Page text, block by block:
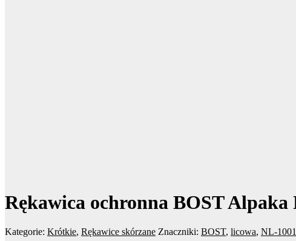
Rękawica ochronna BOST Alpaka
Kategorie: Krótkie, Rękawice skórzane Znaczniki: BOST, licowa, NL-